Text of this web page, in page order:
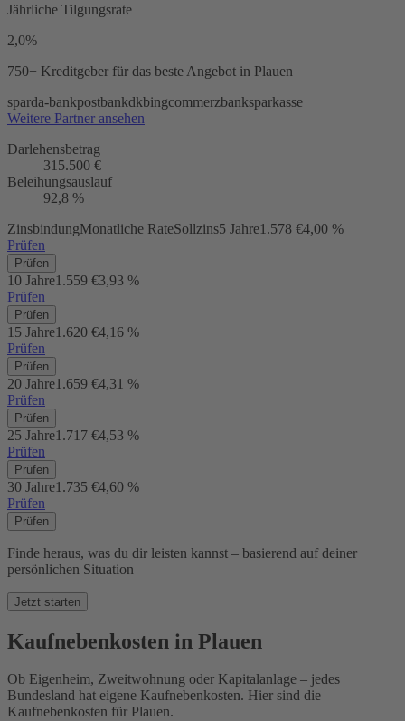
Jährliche Tilgungsrate
2,0%
750+ Kreditgeber für das beste Angebot in Plauen
sparda-bankpostbankdkbingcommerzbanksparkasse
Weitere Partner ansehen
Darlehensbetrag
315.500 €
Beleihungsauslauf
92,8 %
ZinsbindungMonatliche RateSollzins5 Jahre1.578 €4,00 %
Prüfen
Prüfen
10 Jahre1.559 €3,93 %
Prüfen
Prüfen
15 Jahre1.620 €4,16 %
Prüfen
Prüfen
20 Jahre1.659 €4,31 %
Prüfen
Prüfen
25 Jahre1.717 €4,53 %
Prüfen
Prüfen
30 Jahre1.735 €4,60 %
Prüfen
Prüfen
Finde heraus, was du dir leisten kannst – basierend auf deiner
persönlichen Situation
Jetzt starten
Kaufnebenkosten in Plauen
Ob Eigenheim, Zweitwohnung oder Kapitalanlage – jedes
Bundesland hat eigene Kaufnebenkosten. Hier sind die
Kaufnebenkosten für Plauen.